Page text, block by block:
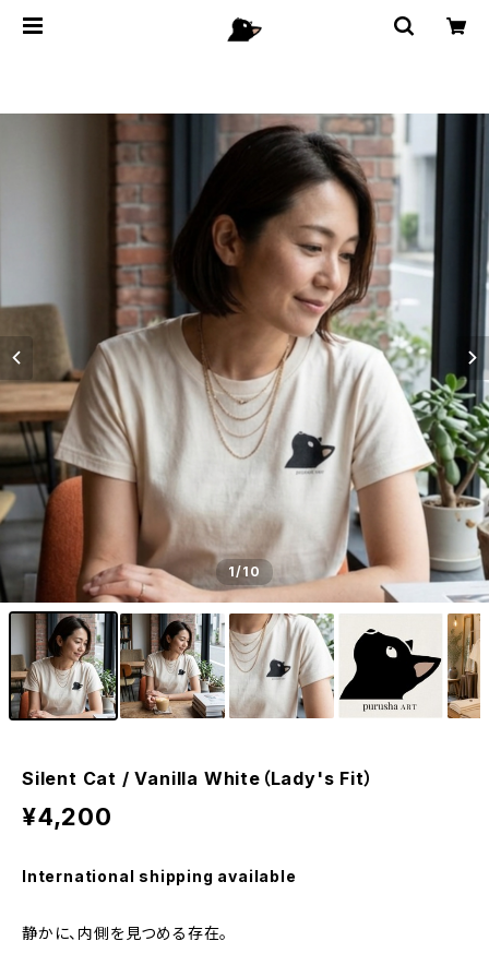
1/10
Silent Cat / Vanilla White（Lady's Fit）
¥4,200
International shipping available
静かに、内側を見つめる存在。